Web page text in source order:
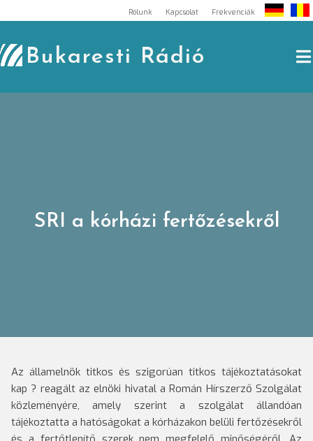
to
content
Rólunk Kapcsolat Frekvenciák
Bukaresti Rádió
SRI a kórházi fertőzésekről
Az államelnök titkos és szigorúan titkos tájékoztatásokat
kap ? reagált az elnöki hivatal a Román Hírszerző Szolgálat
közleményére, amely szerint a szolgálat állandóan
tájékoztatta a hatóságokat a kórházakon belüli fertőzésekről